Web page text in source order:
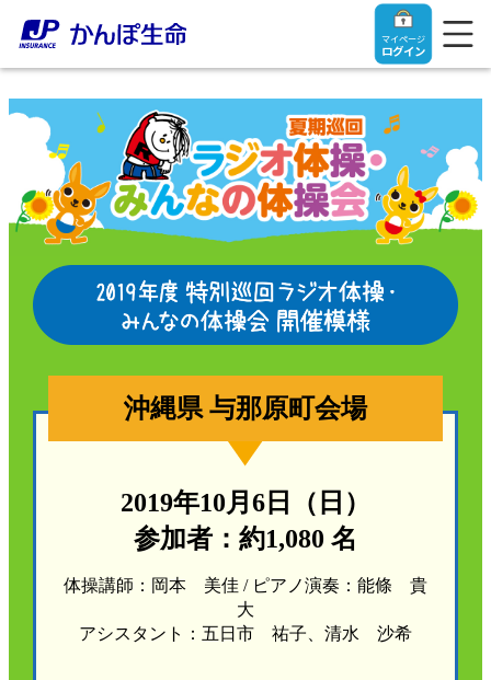
マイページ
ログイン
トップ
ご契約者さま
ご契約者さま
マイページログイン
入院保険金・手術保険金のご請求
きっかけ・できごとから探す
保険をご検討中のお客さま
保険をご検討中のお客さま
定期保険
学資保険
法人のお客さま
【まずはご相談ください】企業経営でお悩みの方はこ
法人のお客さま向け商品一覧
目的から探す
お役立ち情報
かんぽのLifeサポートナビ
かんぽ生命について
かんぽ生命について
よくあるご質問
沖縄県 与那原町会場
2019年10月6日（日）
参加者：約1,080 名
体操講師：岡本 美佳 / ピアノ演奏：能條 貴
大
アシスタント：五日市 祐子、清水 沙希